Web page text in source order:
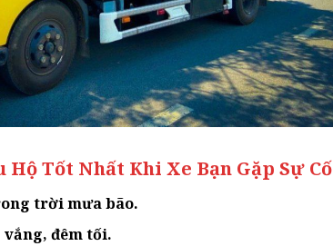
Hộ Tốt Nhất Khi Xe Bạn Gặp Sự Cố
trời mưa bão.
đêm tối.